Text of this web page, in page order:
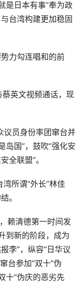
是日本有事”奉为政
台湾构建更加稳固
力勾连唱和的前
英文视频通话，现
员身份率团窜台并
岛国”，鼓吹“强化安
全联盟”。
所谓“外长”林佳
。
赖清德第一时间发
到新的阶段，成为
李”，纵容“日华议
台参加“双十”伪
十”伪庆的恶劣先